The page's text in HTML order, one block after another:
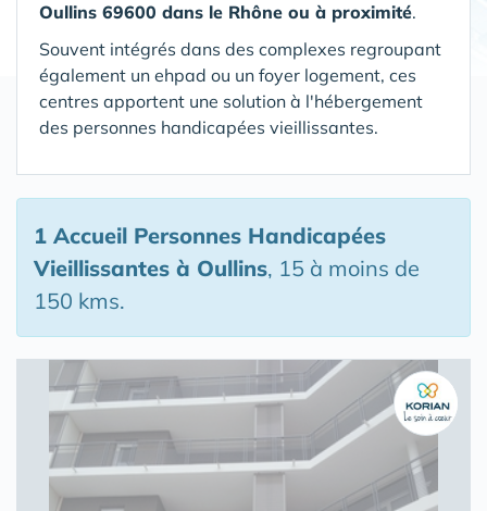
Oullins 69600 dans le Rhône ou à proximité.
Souvent intégrés dans des complexes regroupant
également un ehpad ou un foyer logement, ces
centres apportent une solution à l'hébergement
des personnes handicapées vieillissantes.
1 Accueil Personnes Handicapées
Vieillissantes à Oullins, 15 à moins de
150 kms.